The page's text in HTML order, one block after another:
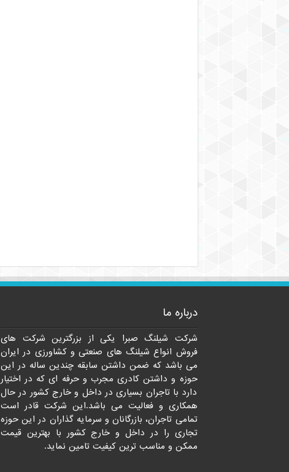
درباره ما
شرکت شیلنگ صبرا یکی از بزرگترین شرکت های
فروش انواع شیلنگ های صنعتی و کشاورزی در ایران
می باشد که ضمن داشتن سابقه چندین ساله در این
حوزه و داشتن کادری مجرب و حرفه ای که در اختیار
دارد با تاجران بسیاری در داخل و خارج کشور در حال
همکاری و فعالیت می باشد.این شرکت قادر است
تمامی تاجران، بازرگانان و سرمایه گذاران در این حوزه
تجاری را در داخل و خارج کشور با بهترین قیمت
ممکن و مناسب ترین کیفیت تامین نماید.